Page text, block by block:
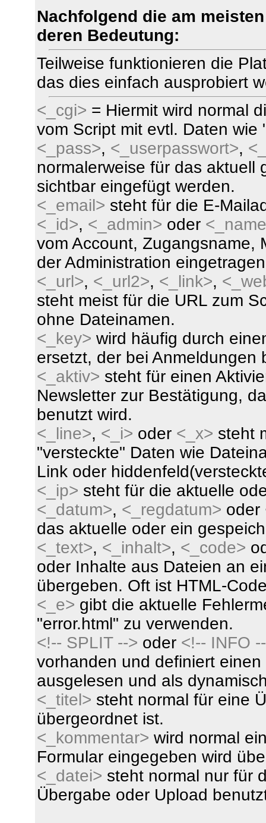
Nachfolgend die am
deren Bedeutung:
Teilweise funktionieren die
das dies einfach ausprobiert
<_cgi> = Hiermit wird normal
vom Script mit evtl. Daten wie
<_pass>, <_userpasswort>,
normalerweise für das aktuell
sichtbar eingefügt werden.
<_email> steht für die E-
<_id>, <_admin> oder
vom Account, Zugangsname,
der Administration
<_url>, <_url2>, <_link>,
steht meist für die URL zum
ohne Dateinamen.
<_key> wird häufig durch
ersetzt, der bei Anmeldungen
<_aktiv> steht für einen
Newsletter zur Bestätigung,
benutzt wird.
<_line>, <_i> oder <_x> steht
"versteckte" Daten wie
Link oder
<_ip> steht für die aktuelle
<_datum>, <_regdatum> oder
das aktuelle oder ein
<_text>, <_inhalt>, <_code>
oder Inhalte aus Dateien an
übergeben. Oft ist HTML-
<_e> gibt die aktuelle
"error.html" zu verwenden.
<!-- SPLIT --> oder <!-- INFO
vorhanden und definiert
ausgelesen und als
<_titel> steht normal für eine
übergeordnet ist.
<_kommentar> wird normal
Formular eingegeben wird
<_datei> steht normal nur für
Übergabe oder Upload